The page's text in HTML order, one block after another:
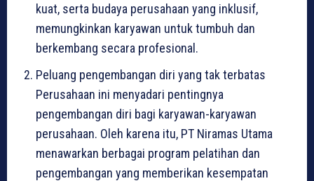
kuat, serta budaya perusahaan yang inklusif,
memungkinkan karyawan untuk tumbuh dan
berkembang secara profesional.
Peluang pengembangan diri yang tak terbatas
Perusahaan ini menyadari pentingnya
pengembangan diri bagi karyawan-karyawan
perusahaan. Oleh karena itu, PT Niramas Utama
menawarkan berbagai program pelatihan dan
pengembangan yang memberikan kesempatan